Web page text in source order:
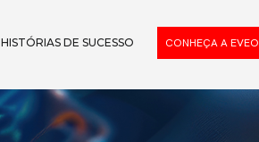
HISTÓRIAS DE SUCESSO CONHEÇA A EVEO